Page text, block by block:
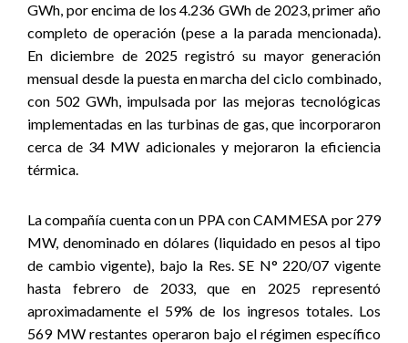
GWh, por encima de los 4.236 GWh de 2023, primer año
completo de operación (pese a la parada mencionada).
En diciembre de 2025 registró su mayor generación
mensual desde la puesta en marcha del ciclo combinado,
con 502 GWh, impulsada por las mejoras tecnológicas
implementadas en las turbinas de gas, que incorporaron
cerca de 34 MW adicionales y mejoraron la eficiencia
térmica.
La compañía cuenta con un PPA con CAMMESA por 279
MW, denominado en dólares (liquidado en pesos al tipo
de cambio vigente), bajo la Res. SE N° 220/07 vigente
hasta febrero de 2033, que en 2025 representó
aproximadamente el 59% de los ingresos totales. Los
569 MW restantes operaron bajo el régimen específico